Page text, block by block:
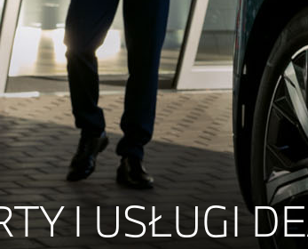
I USŁUGI